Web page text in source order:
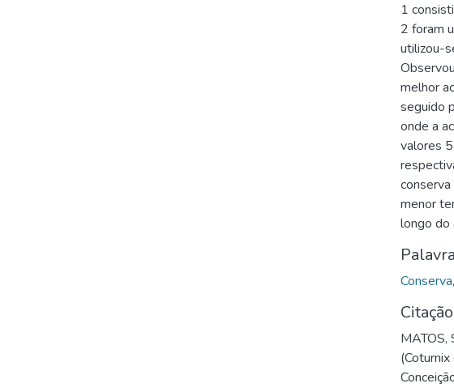
1
2 foram
utilizou-
melhor
seguido
onde a
valores
menor
longo do
Conserva,
Citação
MATOS,